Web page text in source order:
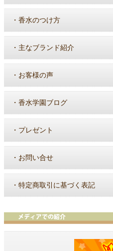
・ 香水のつけ方
・ 主なブランド紹介
・ お客様の声
・ 香水学園ブログ
・ プレゼント
・ お問い合せ
・ 特定商取引に基づく表記